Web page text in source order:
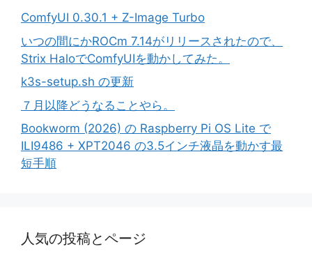
ComfyUI 0.30.1 + Z-Image Turbo
いつの間にかROCm 7.14がリリースされたので、
Strix HaloでComfyUIを動かしてみた。
k3s-setup.sh の更新
７月以降どうなることやら。
Bookworm (2026) の Raspberry Pi OS Lite で
ILI9486 + XPT2046 の3.5インチ液晶を動かす最
短手順
人気の投稿とページ